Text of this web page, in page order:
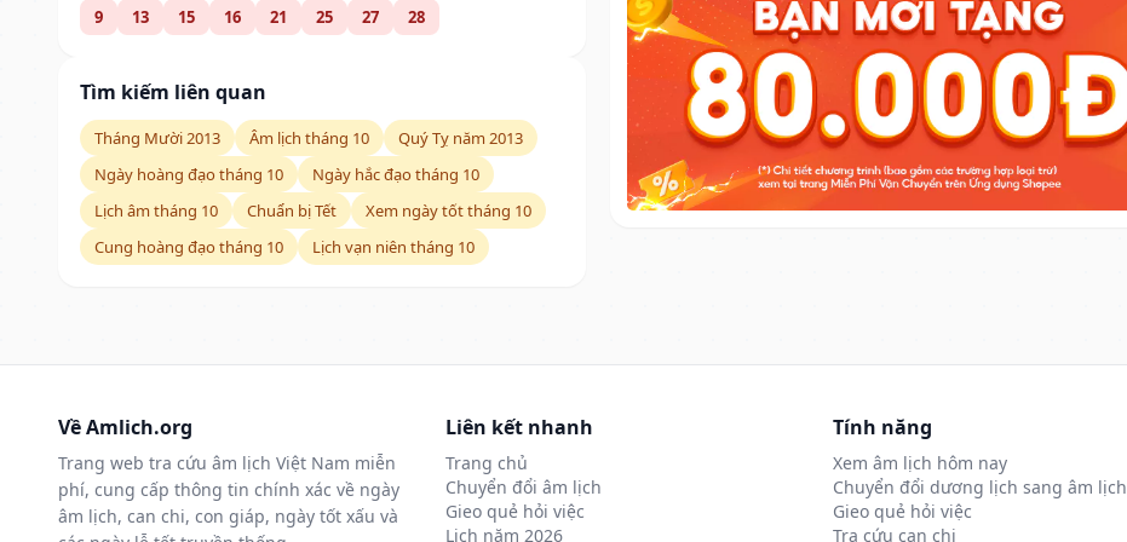
9 13 15 16 21 25 27 28
Tìm kiếm liên quan
Tháng Mười 2013 Âm lịch tháng 10
Quý Tỵ năm 2013
Ngày hoàng đạo tháng 10
Ngày hắc đạo tháng 10
Lịch âm tháng 10
Chuẩn bị Tết
Xem ngày tốt tháng 10
Cung hoàng đạo tháng 10
Lịch vạn niên tháng 10
Về Amlich.org
Trang web tra cứu âm lịch Việt Nam miễn
phí, cung cấp thông tin chính xác về ngày
âm lịch, can chi, con giáp, ngày tốt xấu và
Liên kết nhanh
Trang chủ
Chuyển đổi âm lịch
Gieo quẻ hỏi việc
Lịch năm 2026
Tính năng
Xem âm lịch hôm nay
Chuyển đổi dương lịch sang âm lịch
Gieo quẻ hỏi việc
Tra cứu can chi